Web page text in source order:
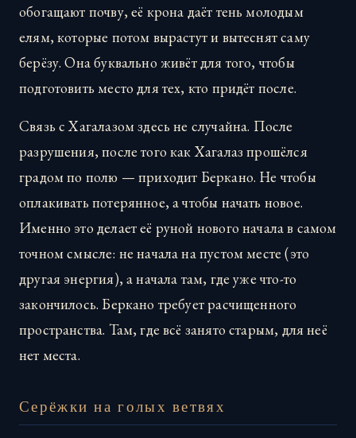
обогащают почву, её крона даёт тень молодым
елям, которые потом вырастут и вытеснят саму
берёзу. Она буквально живёт для того, чтобы
подготовить место для тех, кто придёт после.
Связь с Хагалазом здесь не случайна. После
разрушения, после того как Хагалаз прошёлся
градом по полю — приходит Беркано. Не чтобы
оплакивать потерянное, а чтобы начать новое.
Именно это делает её руной нового начала в самом
точном смысле: не начала на пустом месте (это
другая энергия), а начала там, где уже что-то
закончилось. Беркано требует расчищенного
пространства. Там, где всё занято старым, для неё
нет места.
Серёжки на голых ветвях